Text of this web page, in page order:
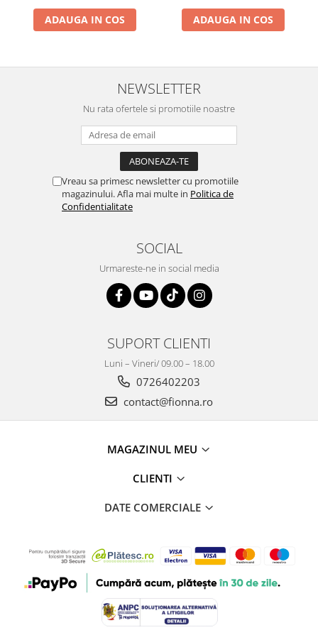
ADAUGA IN COS ADAUGA IN COS
NEWSLETTER
Nu rata ofertele si promotiile noastre
Vreau sa primesc newsletter cu promotiile
magazinului. Afla mai multe in Politica de
Confidentialitate
SOCIAL
Urmareste-ne in social media
SUPORT CLIENTI
Luni – Vineri/ 09.00 – 18.00
0726402203
contact@fionna.ro
MAGAZINUL MEU
CLIENTI
DATE COMERCIALE